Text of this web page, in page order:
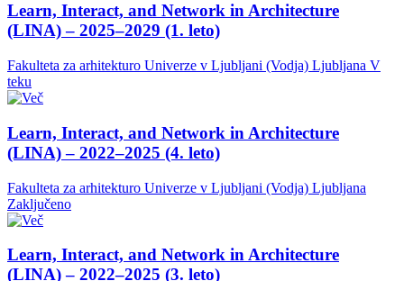
Learn, Interact, and Network in Architecture
(LINA) – 2025–2029 (1. leto)
Fakulteta za arhitekturo Univerze v Ljubljani (Vodja) Ljubljana V
teku
Learn, Interact, and Network in Architecture
(LINA) – 2022–2025 (4. leto)
Fakulteta za arhitekturo Univerze v Ljubljani (Vodja) Ljubljana
Zaključeno
Learn, Interact, and Network in Architecture
(LINA) – 2022–2025 (3. leto)